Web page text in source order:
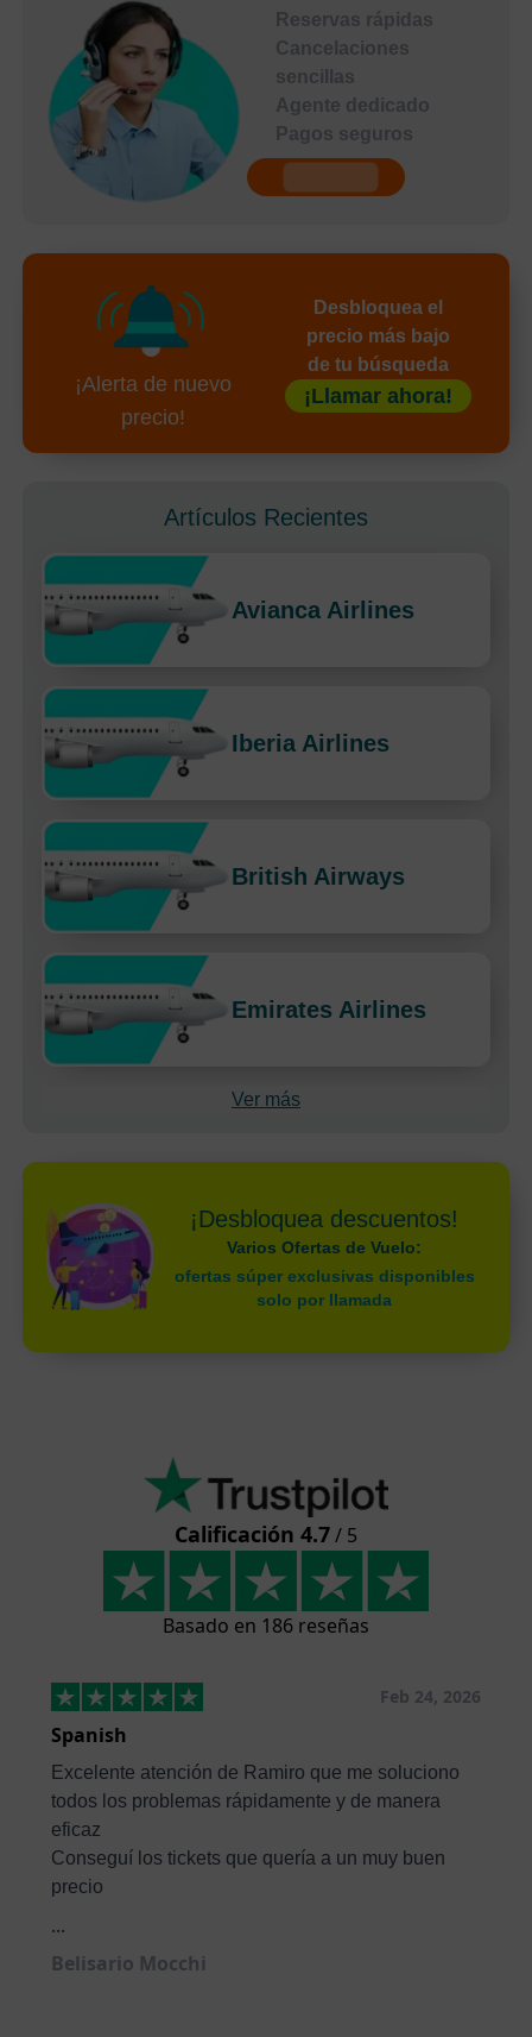
Reservas rápidas
Cancelaciones
sencillas
Agente dedicado
Pagos seguros
¡Alerta de nuevo
precio!
Desbloquea el
precio más bajo
de tu búsqueda
¡Llamar ahora!
Artículos Recientes
Avianca Airlines
Iberia Airlines
British Airways
Emirates Airlines
Ver más
¡Desbloquea descuentos!
Varios Ofertas de Vuelo:
ofertas súper exclusivas disponibles
solo por llamada
Calificación 4.7/ 5
Basado en 186 reseñas
Feb 24, 2026
Spanish
Excelente atención de Ramiro que me soluciono
todos los problemas rápidamente y de manera
eficaz
Conseguí los tickets que quería a un muy buen
precio
...
Belisario Mocchi